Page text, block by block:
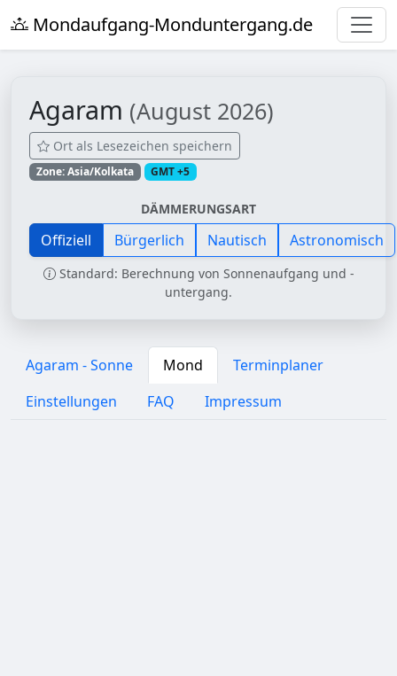
Mondaufgang-Monduntergang.de
Agaram (August 2026)
Ort als Lesezeichen speichern
Zone: Asia/Kolkata GMT +5
DÄMMERUNGSART
Offiziell Bürgerlich Nautisch Astronomisch
Standard: Berechnung von Sonnenaufgang und -
untergang.
Agaram - Sonne Mond
Terminplaner
Einstellungen
FAQ Impressum